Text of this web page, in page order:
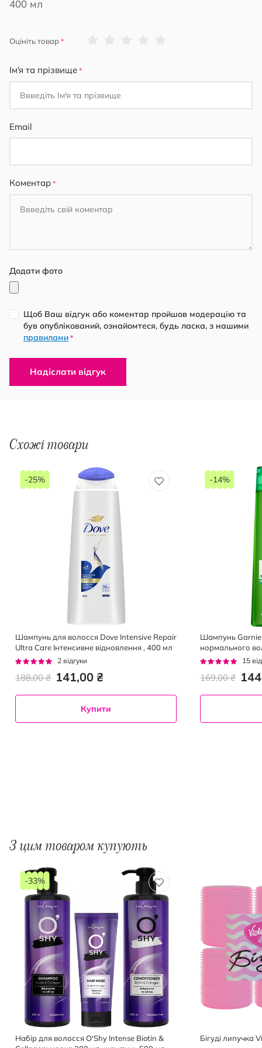
400 мл
Оцініть товар
Ім'я та прізвище
Email
Коментар
Додати фото
Щоб Ваш відгук або коментар пройшов модерацію та
був опублікований, ознайомтеся, будь ласка, з нашими
правилами *
Надіслати відгук
Схожі товари
Шампунь для волосся Dove Intensive Repair
Ultra Care Інтенсивне відновлення , 400 мл
Рейтинг:
2 відгуки
141,00 ₴
188,00 ₴
-25%
Купити
Шампунь
нормального
жирності 400 мл
Рейтинг:
15
169,00 ₴
-14%
З цим товаром купують
Набір для волосся O'Shy Intense Biotin &
-33%
Бiгудi липучка